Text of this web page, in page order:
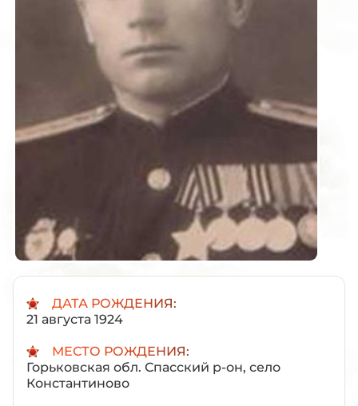
ДАТА РОЖДЕНИЯ:
21 августа 1924
МЕСТО РОЖДЕНИЯ:
Горьковская обл. Спасский р-он, село
Константиново